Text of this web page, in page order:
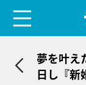
夢を叶え
日し『新